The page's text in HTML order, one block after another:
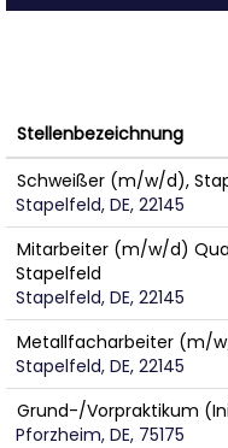
Stellenbezeichnung
Schweißer (m/w/d),
Stapelfeld, DE, 22145
Mitarbeiter (m/w/d)
Stapelfeld
Stapelfeld, DE, 22145
Metallfacharbeiter (m/
Stapelfeld, DE, 22145
Grund-/Vorpraktikum
Pforzheim, DE, 75175